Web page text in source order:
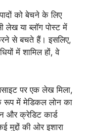
को बेचने के लिए
या ब्लॉग पोस्ट में
से बचते हैं। इसलिए,
में शामिल हों, वे
पर एक लेख मिला,
रूप में मेडिकल लोन का
और क्रेडिट कार्ड
मुद्दों की ओर इशारा